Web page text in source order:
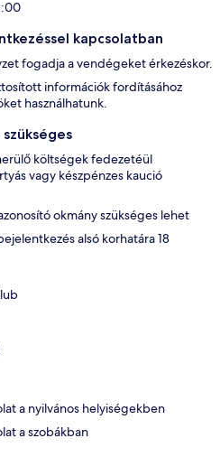
kapcsolatban
fogadja a vendégeket érkezéskor.
információk fordításához
használhatunk.
költségek fedezetéül
vagy készpénzes kaució
okmány szükséges lehet
alsó korhatára 18
a nyilvános helyiségekben
a szobákban